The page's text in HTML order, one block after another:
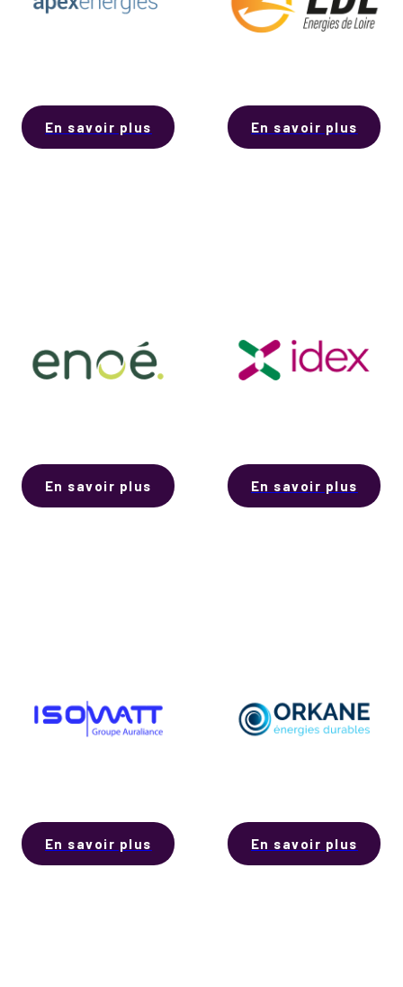
En savoir plus En savoir plus
En savoir plus En savoir plus
En savoir plus En savoir plus